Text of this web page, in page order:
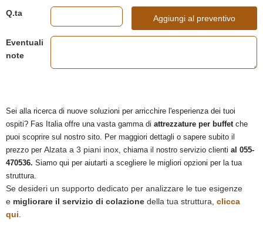
Q.ta
Aggiungi al preventivo
Eventuali
note
Sei alla ricerca di nuove soluzioni per arricchire l'esperienza dei tuoi
ospiti? Fas Italia offre una vasta gamma di attrezzature per buffetche
puoi scoprire sul nostro sito. Per maggiori dettagli o sapere subito il
prezzo per Alzata a 3 piani inox, chiama il nostro servizio clienti al 055-
470536. Siamo qui per aiutarti a scegliere le migliori opzioni per la tua
struttura.
Se desideri un supporto dedicato per analizzare le tue esigenze
e migliorare il servizio di colazione della tua struttura, clicca
qui.